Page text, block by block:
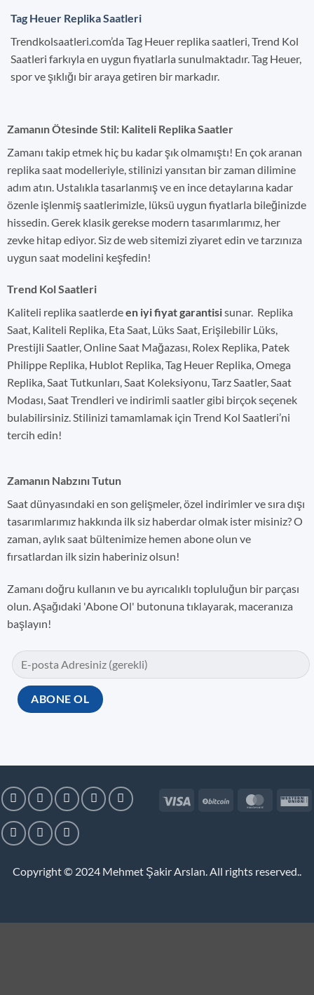
Tag Heuer Replika Saatleri
Trendkolsaatleri.com’da Tag Heuer replika saatleri, Trend Kol
Saatleri farkıyla en uygun fiyatlarla sunulmaktadır. Tag Heuer,
spor ve şıklığı bir araya getiren bir markadır.
Zamanın Ötesinde Stil: Kaliteli Replika Saatler
Zamanı takip etmek hiç bu kadar şık olmamıştı! En çok aranan
replika saat modelleriyle, stilinizi yansıtan bir zaman dilimine
adım atın. Ustalıkla tasarlanmış ve en ince detaylarına kadar
özenle işlenmiş saatlerimizle, lüksü uygun fiyatlarla bileğinizde
hissedin. Gerek klasik gerekse modern tasarımlarımız, her
zevke hitap ediyor. Siz de web sitemizi ziyaret edin ve tarzınıza
uygun saat modelini keşfedin!
Trend Kol Saatleri
Kaliteli replika saatlerdeen iyi fiyat garantisisunar. Replika
Saat, Kaliteli Replika, Eta Saat, Lüks Saat, Erişilebilir Lüks,
Prestijli Saatler, Online Saat Mağazası, Rolex Replika, Patek
Philippe Replika, Hublot Replika, Tag Heuer Replika, Omega
Replika, Saat Tutkunları, Saat Koleksiyonu, Tarz Saatler, Saat
Modası, Saat Trendleri ve indirimli saatler gibi birçok seçenek
bulabilirsiniz. Stilinizi tamamlamak için Trend Kol Saatleri’ni
tercih edin!
Zamanın Nabzını Tutun
Saat dünyasındaki en son gelişmeler, özel indirimler ve sıra dışı
tasarımlarımız hakkında ilk siz haberdar olmak ister misiniz? O
zaman, aylık saat bültenimize hemen abone olun ve
fırsatlardan ilk sizin haberiniz olsun!
Zamanı doğru kullanın ve bu ayrıcalıklı topluluğun bir parçası
olun. Aşağıdaki 'Abone Ol' butonuna tıklayarak, maceranıza
başlayın!
Copyright © 2024 Mehmet Şakir Arslan. All rights reserved..
Visa BitCoin